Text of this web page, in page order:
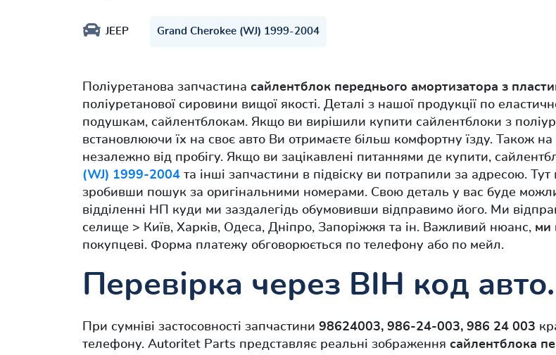
JEEP Grand Cherokee (WJ) 1999-2004
Поліуретанова запчастина сайлентблок переднього амортизатора з
поліуретанової сировини вищої якості. Деталі з нашої продукції по
подушкам, сайлентблокам. Якщо ви вирішили купити сайлентблоки з
встановлюючи їх на своє авто Ви отримаєте більш комфортну їзду. Також на
незалежно від пробігу. Якщо ви зацікавлені питаннями де купити,
(WJ) 1999-2004 та інші запчастини в підвіску ви потрапили за адресою.
зробивши пошук за оригінальними номерами. Свою деталь у вас буде
відділенні НП куди ми заздалегідь обумовивши відправимо його. Ми
селище > Київ, Харків, Одеса, Дніпро, Запоріжжя та ін. Важливий нюанс, ми
покупцеві. Форма платежу обговорюється по телефону або по мейл.
Перевірка через ВІН код авто.
При сумніві застосовності запчастини 98624003, 986-24-003, 986 24 003
телефону. Autoritet Parts представляє реальні зображення сайлентблока